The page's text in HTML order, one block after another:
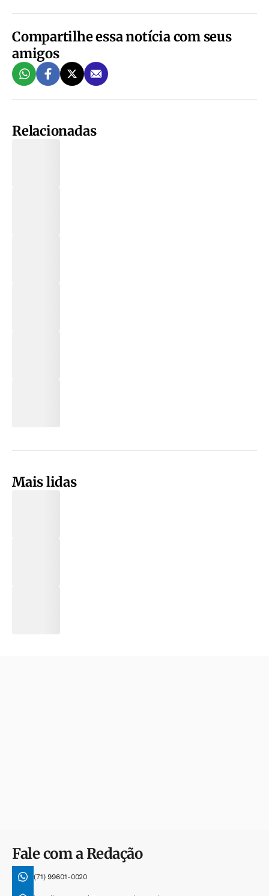
Compartilhe essa notícia com seus
amigos
Relacionadas
Mais lidas
Fale com a Redação
(71) 99601-0020